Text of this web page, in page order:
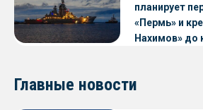
планирует
«Пермь» и
Нахимов» до
Главные новости